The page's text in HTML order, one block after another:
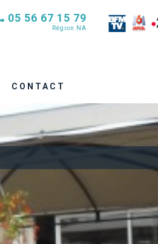
05 56 67 15 79
Région NA
CONTACT